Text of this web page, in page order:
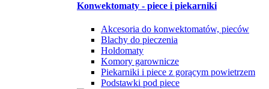
Konwektomaty - piece i piekarniki
Akcesoria do konwektomatów, pieców
Blachy do pieczenia
Holdomaty
Komory garownicze
Piekarniki i piece z gorącym powietrzem
Podstawki pod piece